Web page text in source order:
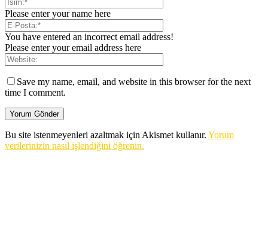
Please enter your name here
You have entered an incorrect email address!
Please enter your email address here
Save my name, email, and website in this browser for the next
time I comment.
Bu site istenmeyenleri azaltmak için Akismet kullanır. Yorum
verilerinizin nasıl işlendiğini öğrenin.